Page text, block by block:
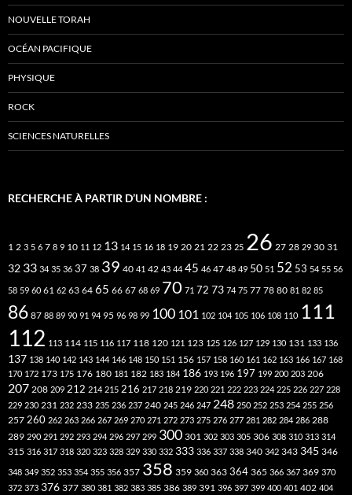
NOUVELLE TORAH
OCÉAN PACIFIQUE
PHYSIQUE
ROCK
SCIENCES NATURELLES
RECHERCHE À PARTIR D’UN NOMBRE :
1 2 3 5 6 7 8 9 10 11 12 13 14 15 16 18 19 20 21 22 23 25 26 27 28 29 30 31
32 33 34 35 36 37 38 39 40 41 42 43 44 45 46 47 48 49 50 51 52 53 54 55 56
58 59 60 61 62 63 64 65 66 67 68 69 70 71 72 73 74 75 77 78 80 81 82 85
86 87 88 89 90 91 94 95 96 98 99 100 101 102 104 105 106 108 110 111
112 113 114 115 116 117 118 120 121 123 125 126 127 129 130 131 133 136
137 138 140 142 143 144 146 148 150 151 156 157 158 160 161 162 163 166 167 168
170 172 173 175 176 180 181 182 183 184 186 193 196 197 199 200 203 206
207 208 209 212 214 215 216 217 218 219 220 221 222 223 224 225 226 227 228
229 230 231 232 233 235 236 237 240 245 246 247 248 250 252 253 254 255 256
257 260 262 263 266 267 269 270 271 272 273 275 276 277 281 282 284 286 288
289 290 291 292 293 294 296 297 299 300 301 302 303 305 306 308 310 313 314
315 316 317 318 320 323 328 329 330 332 333 336 337 338 340 342 343 345 346
348 349 352 353 354 355 356 357 358 359 360 363 364 365 366 367 369 370
372 373 376 377 380 381 382 383 385 386 389 391 396 397 399 400 401 402 404